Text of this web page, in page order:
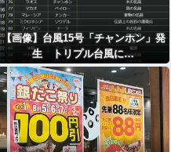
【画像】台風15号「チャンホン」発
生 トリプル台風に…